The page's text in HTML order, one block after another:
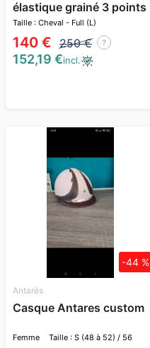
élastique grainé 3 points
Antarès
Taille : Cheval - Full (L)
140 € 250 € ?
152,19 €incl.
Antarès
Casque Antares custom
Femme Taille : S (48 à 52) / 56
-44 %